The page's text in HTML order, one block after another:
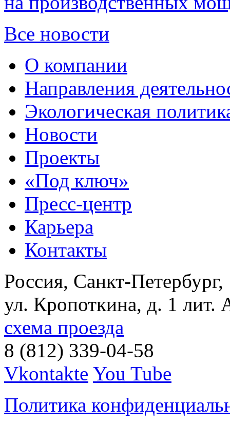
Все новости
О компании
Направления
Экологическая
Новости
Проекты
«Под ключ»
Пресс-центр
Карьера
Контакты
Россия, Санкт-Петербург,
ул. Кропоткина, д. 1 лит.
схема проезда
8 (812) 339-04-58
Vkontakte You Tube
Политика